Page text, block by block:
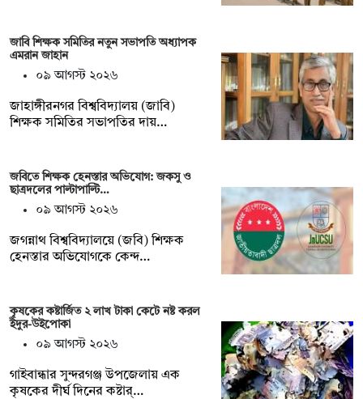
জাবি শিক্ষক সমিতির নতুন সভাপতি অধ্যাপক
এমরান জাহান
০৯ আগস্ট ২০২৬
জাহাঙ্গীরনগর বিশ্ববিদ্যালয় (জাবি)
শিক্ষক সমিতির সভাপতির দায়…
জবিতে শিক্ষক হেনস্তার অভিযোগ: জকসু ও
ছাত্রদলের পাল্টাপাল্টি…
০৯ আগস্ট ২০২৬
জগন্নাথ বিশ্ববিদ্যালয়ে (জবি) শিক্ষক
হেনস্তার অভিযোগকে কেন্দ…
কৃষকের কষ্টার্জিত ২ লাখ টাকা কেটে নষ্ট করল
ইঁদুর-উইপোকা
০৯ আগস্ট ২০২৬
গাইবান্ধার সুন্দরগঞ্জ উপজেলায় এক
কৃষকের দীর্ঘ দিনের কষ্টার্…